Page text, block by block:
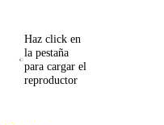
Haz click en
la pestaña
para cargar el
reproductor